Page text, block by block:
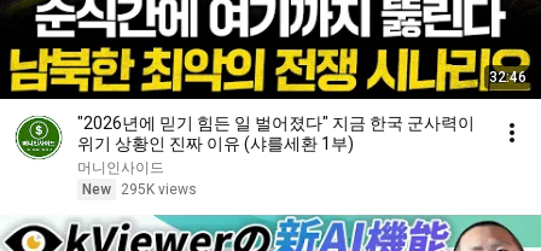
32:46
"2026년에 믿기 힘든 일 벌어졌다" 지금 한국 군사력이
위기 상황인 진짜 이유 (샤를세환 1부)
머니인사이드
New
295K views